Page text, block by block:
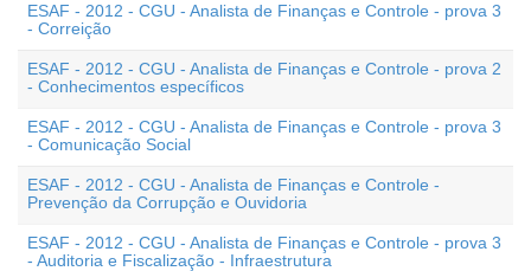
ESAF - 2012 - CGU - Analista de Finanças e Controle - prova 3
- Correição
ESAF - 2012 - CGU - Analista de Finanças e Controle - prova 2
- Conhecimentos específicos
ESAF - 2012 - CGU - Analista de Finanças e Controle - prova 3
- Comunicação Social
ESAF - 2012 - CGU - Analista de Finanças e Controle -
Prevenção da Corrupção e Ouvidoria
ESAF - 2012 - CGU - Analista de Finanças e Controle - prova 3
- Auditoria e Fiscalização - Infraestrutura